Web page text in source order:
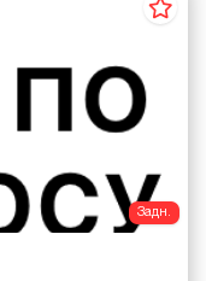
Задн.